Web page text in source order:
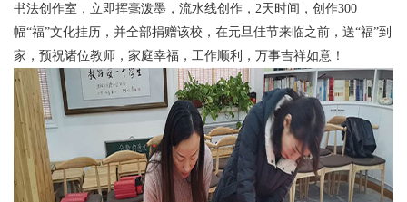
书法创作室，立即挥毫泼墨，流水线创作，2天时间，创作300
幅“福”文化挂历，并全部捐赠该校，在元旦佳节来临之前，送“福”到
家，预祝诸位教师，家庭幸福，工作顺利，万事吉祥如意！